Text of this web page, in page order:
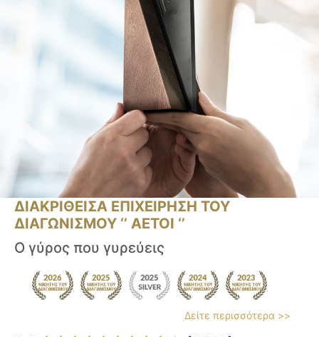
ΔΙΑΚΡΙΘΕΙΣΑ ΕΠΙΧΕΙΡΗΣΗ ΤΟΥ
ΔΙΑΓΩΝΙΣΜΟΥ ‘’ ΑΕΤΟΙ ‘’
Ο γύρος που γυρεύεις
Δείτε περισσότερα >>